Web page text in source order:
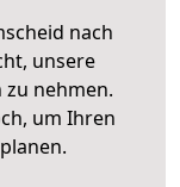
nach
unsere
nehmen.
um Ihren